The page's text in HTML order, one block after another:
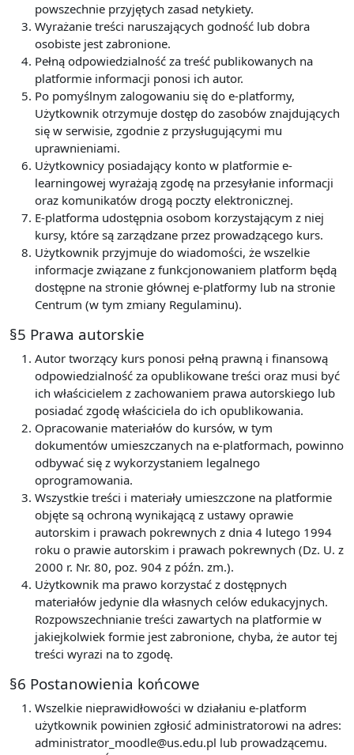
powszechnie przyjętych zasad netykiety.
Wyrażanie treści naruszających godność lub dobra
osobiste jest zabronione.
Pełną odpowiedzialność za treść publikowanych na
platformie informacji ponosi ich autor.
Po pomyślnym zalogowaniu się do e-platformy,
Użytkownik otrzymuje dostęp do zasobów znajdujących
się w serwisie, zgodnie z przysługującymi mu
uprawnieniami.
Użytkownicy posiadający konto w platformie e-
learningowej wyrażają zgodę na przesyłanie informacji
oraz komunikatów drogą poczty elektronicznej.
E-platforma udostępnia osobom korzystającym z niej
kursy, które są zarządzane przez prowadzącego kurs.
Użytkownik przyjmuje do wiadomości, że wszelkie
informacje związane z funkcjonowaniem platform będą
dostępne na stronie głównej e-platformy lub na stronie
Centrum (w tym zmiany Regulaminu).
§5 Prawa autorskie
Autor tworzący kurs ponosi pełną prawną i finansową
odpowiedzialność za opublikowane treści oraz musi być
ich właścicielem z zachowaniem prawa autorskiego lub
posiadać zgodę właściciela do ich opublikowania.
Opracowanie materiałów do kursów, w tym
dokumentów umieszczanych na e-platformach, powinno
odbywać się z wykorzystaniem legalnego
oprogramowania.
Wszystkie treści i materiały umieszczone na platformie
objęte są ochroną wynikającą z ustawy oprawie
autorskim i prawach pokrewnych z dnia 4 lutego 1994
roku o prawie autorskim i prawach pokrewnych (Dz. U. z
2000 r. Nr. 80, poz. 904 z późn. zm.).
Użytkownik ma prawo korzystać z dostępnych
materiałów jedynie dla własnych celów edukacyjnych.
Rozpowszechnianie treści zawartych na platformie w
jakiejkolwiek formie jest zabronione, chyba, że autor tej
treści wyrazi na to zgodę.
§6 Postanowienia końcowe
Wszelkie nieprawidłowości w działaniu e-platform
użytkownik powinien zgłosić administratorowi na adres:
administrator_moodle@us.edu.pl lub prowadzącemu.